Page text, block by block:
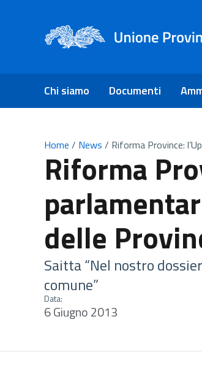
Chi siamo Documenti
Home / News / Riforma Province:
Riforma
delle
Saitta “Nel nostro
comune”
Data:
6 Giugno 2013